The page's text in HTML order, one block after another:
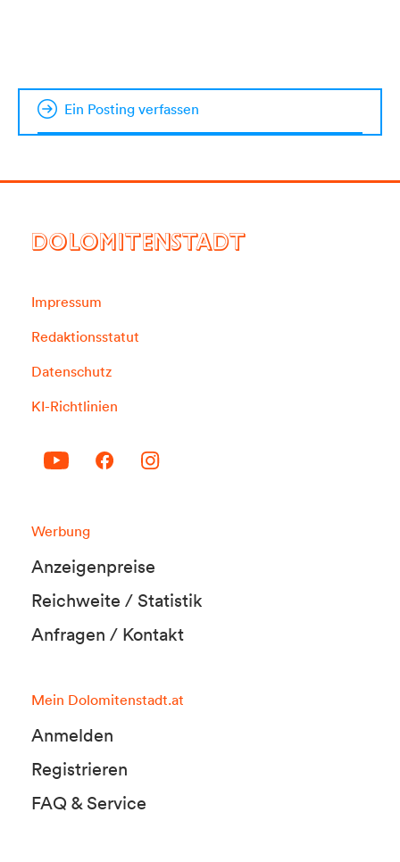
Ein Posting verfassen
DOLOMITENSTADT
Impressum
Redaktionsstatut
Datenschutz
KI-Richtlinien
Werbung
Anzeigenpreise
Reichweite / Statistik
Anfragen / Kontakt
Mein Dolomitenstadt.at
Anmelden
Registrieren
FAQ & Service